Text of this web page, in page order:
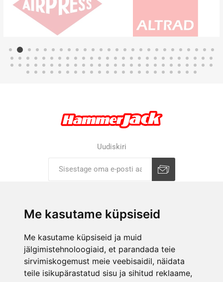
Me kasutame küpsiseid
Me kasutame küpsiseid ja muid
jälgimistehnoloogiaid, et parandada teie
sirvimiskogemust meie veebisaidil, näidata
teile isikupärastatud sisu ja sihitud reklaame,
Uudiskiri
E-POOD
KAUPLUSED